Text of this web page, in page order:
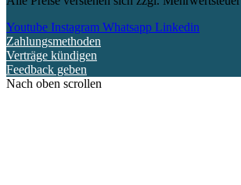
Youtube Instagram Whatsapp Linkedin
Zahlungsmethoden
Verträge kündigen
Feedback geben
Nach oben scrollen